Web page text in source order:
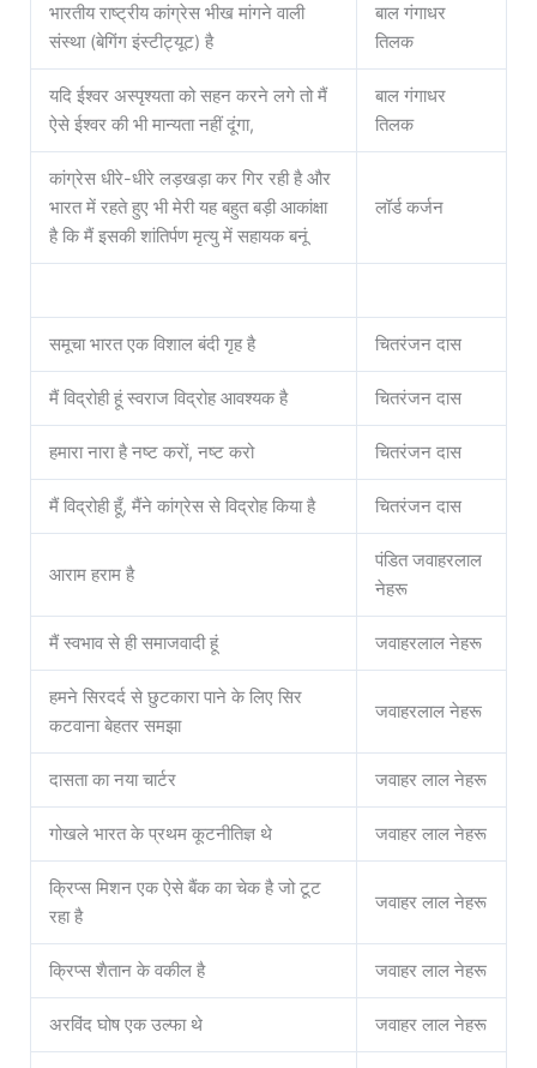
भारतीय राष्ट्रीय कांग्रेस भीख मांगने वाली
संस्था (बेगिंग इंस्टीट्यूट) है
बाल गंगाधर
तिलक
यदि ईश्वर अस्पृश्यता को सहन करने लगे तो मैं
ऐसे ईश्वर की भी मान्यता नहीं दूंगा,
बाल गंगाधर
तिलक
कांग्रेस धीरे-धीरे लड़खड़ा कर गिर रही है और
भारत में रहते हुए भी मेरी यह बहुत बड़ी आकांक्षा
है कि मैं इसकी शांतिर्पण मृत्यु में सहायक बनूं
लॉर्ड कर्जन
समूचा भारत एक विशाल बंदी गृह है चितरंजन दास
मैं विद्रोही हूं स्वराज विद्रोह आवश्यक है चितरंजन दास
हमारा नारा है नष्ट करों, नष्ट करो चितरंजन दास
मैं विद्रोही हूँ, मैंने कांग्रेस से विद्रोह किया है चितरंजन दास
आराम हराम है
पंडित जवाहरलाल
नेहरू
मैं स्वभाव से ही समाजवादी हूं जवाहरलाल नेहरू
हमने सिरदर्द से छुटकारा पाने के लिए सिर
कटवाना बेहतर समझा
जवाहरलाल नेहरू
दासता का नया चार्टर जवाहर लाल नेहरू
गोखले भारत के प्रथम कूटनीतिज्ञ थे जवाहर लाल नेहरू
क्रिप्स मिशन एक ऐसे बैंक का चेक है जो टूट
रहा है
जवाहर लाल नेहरू
क्रिप्स शैतान के वकील है जवाहर लाल नेहरू
अरविंद घोष एक उल्फा थे जवाहर लाल नेहरू